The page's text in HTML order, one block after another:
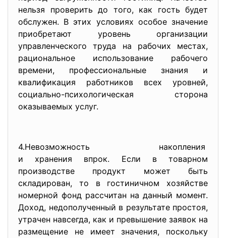
нельзя проверить до того, как гость будет
обслужен. В этих условиях особое значение
приобретают уровень организации
управленческого труда на рабочих местах,
рациональное использование рабочего
времени, профессиональные знания и
квалификация работников всех уровней,
социально-психологическая сторона
оказываемых услуг.
4.Невозможность накопления
и хранения впрок. Если в товарном
производстве продукт может быть
складирован, то в гостиничном хозяйстве
номерной фонд рассчитан на данный момент.
Доход, недополученный в результате простоя,
утрачен навсегда, как и превышение заявок на
размещение не имеет значения, поскольку